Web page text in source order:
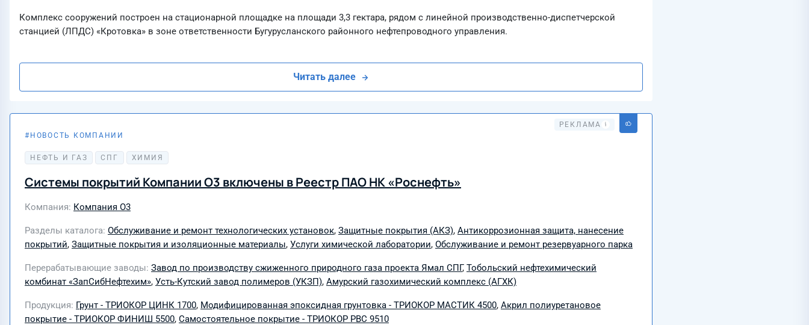
Комплекс сооружений построен на стационарной площадке на площади 3,3 гектара, рядом с линейной производственно-диспетчерской
станцией (ЛПДС) «Кротовка» в зоне ответственности Бугурусланского районного нефтепроводного управления.
Читать далее
НОВОСТЬ КОМПАНИИ
20 июля 2026
НЕФТЬ И ГАЗ
СПГ ХИМИЯ
Системы покрытий Компании О3 включены в Реестр ПАО НК «Роснефть»
Компания Компания О3
Разделы каталога Обслуживание и ремонт технологических установок, Защитные покрытия (АКЗ), Антикоррозионная защита, нанесение
покрытий, Защитные покрытия и изоляционные материалы, Услуги химической лаборатории, Обслуживание и ремонт резервуарного парка
Перерабатывающие заводы Завод по производству сжиженного природного газа проекта Ямал СПГ, Тобольский нефтехимический
комбинат «ЗапСибНефтехим», Усть-Кутский завод полимеров (УКЗП), Амурский газохимический комплекс (АГХК)
Продукция Грунт - ТРИОКОР ЦИНК 1700, Модифицированная эпоксидная грунтовка - ТРИОКОР МАСТИК 4500, Акрил полиуретановое
покрытие - ТРИОКОР ФИНИШ 5500, Самостоятельное покрытие - ТРИОКОР PBC 9510